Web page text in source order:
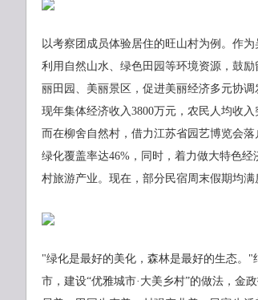
以考察团成员体验居住的旺山村为例。作
利用自然山水、绿色田园等环境资源，鼓
丽田园、美丽景区，促进美丽经济多元协
现年集体经济收入3800万元，农民人均收入
而在柳舍自然村，借力江苏省园艺博览会
绿化覆盖率达46%，同时，着力做大特色
村旅游产业。现在，部分民宿周末假期均满
"绿化是最好的美化，森林是最好的生态。
市，建设“优雅城市·大美乡村”的做法，金